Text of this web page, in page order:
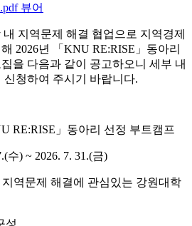
뷰어
지역문제 해결 협업으로 지역경제
2026년 「KNU RE:RISE」동아리
을 다음과 같이 공고하오니 세부 내
청하여 주시기 바랍니다.
RE:RISE」동아리 선정 부트캠프
수) ~ 2026. 7. 31.(금)
역문제 해결에 관심있는 강원대학
성